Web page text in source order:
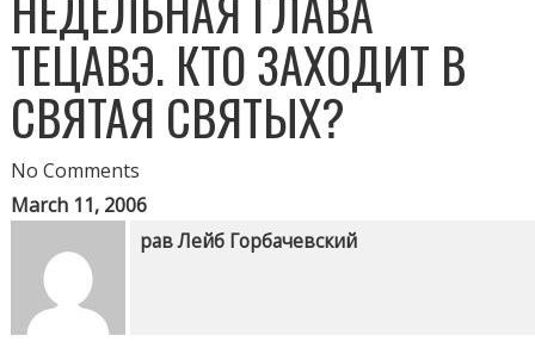
ТЕЦАВЭ. КТО ЗАХОДИТ В
СВЯТАЯ СВЯТЫХ?
No Comments
March 11, 2006
рав Лейб Горбачевский